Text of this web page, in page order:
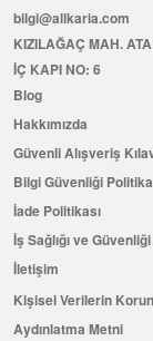
bilgi@allkaria.com
KIZILAĞAÇ MAH.
İÇ KAPI NO: 6
Blog
Hakkımızda
Güvenli Alışveriş
Bilgi Güvenliği
İade Politikası
İş Sağlığı ve
İletişim
Kişisel Verilerin
Aydınlatma Metni